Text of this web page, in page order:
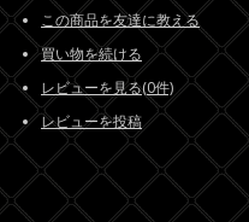
この商品を友達に教える
買い物を続ける
レビューを見る(0件)
レビューを投稿